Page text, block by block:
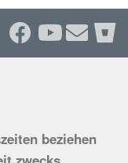
beziehen